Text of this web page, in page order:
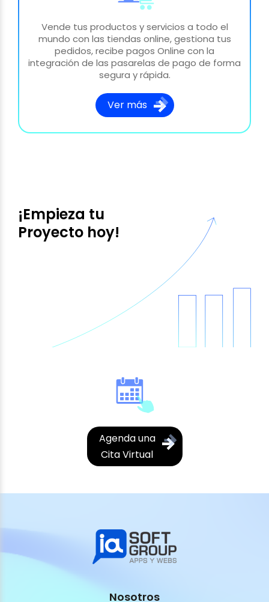
Vende tus productos y servicios a todo el
mundo con las tiendas online, gestiona tus
pedidos, recibe pagos Online con la
integración de las pasarelas de pago de forma
segura y rápida.
Ver más
¡Empieza tu
Proyecto hoy!
Agenda una
Cita Virtual
Nosotros